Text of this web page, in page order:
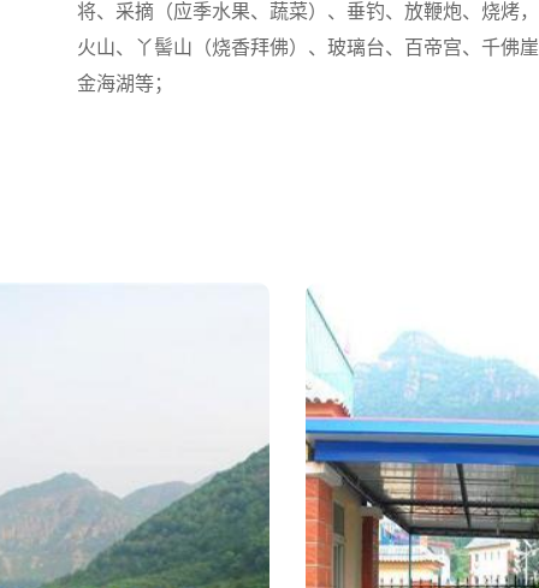
将、采摘（应季水果、蔬菜）、垂钓、放鞭炮、烧烤
火山、丫髻山（烧香拜佛）、玻璃台、百帝宫、千佛